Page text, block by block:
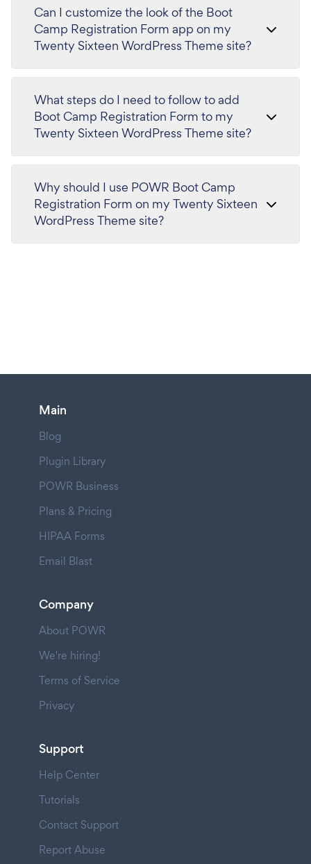
Can I customize the look of the Boot
Camp Registration Form app on my
Twenty Sixteen WordPress Theme site?
What steps do I need to follow to add
Boot Camp Registration Form to my
Twenty Sixteen WordPress Theme site?
Why should I use POWR Boot Camp
Registration Form on my Twenty Sixteen
WordPress Theme site?
Main
Blog
Plugin Library
POWR Business
Plans & Pricing
HIPAA Forms
Email Blast
Company
About POWR
We're hiring!
Terms of Service
Privacy
Support
Help Center
Tutorials
Contact Support
Report Abuse